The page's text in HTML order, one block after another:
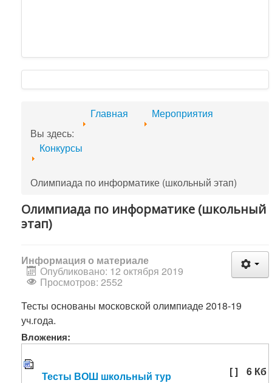
Вы здесь:
Главная Мероприятия
Конкурсы
Олимпиада по информатике (школьный этап)
Олимпиада по информатике (школьный
этап)
Информация о материале
Опубликовано: 12 октября 2019
Просмотров: 2552
Тесты основаны московской олимпиаде 2018-19
уч.года.
Вложения:
Тесты ВОШ школьный тур [ ] 6 Кб